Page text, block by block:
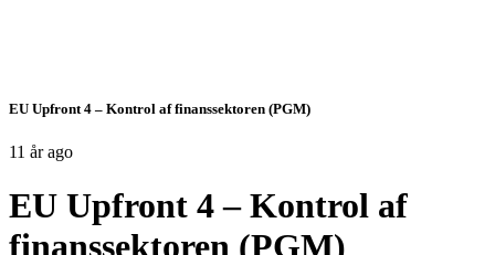
EU Upfront 4 – Kontrol af finanssektoren (PGM)
11 år ago
EU Upfront 4 – Kontrol af
finanssektoren (PGM)